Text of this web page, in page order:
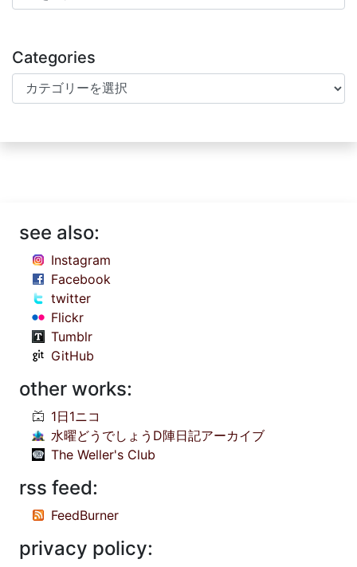
Categories
Categories
see also:
Instagram
Facebook
twitter
Flickr
Tumblr
GitHub
other works:
1日1ニコ
水曜どうでしょうD陣日記アーカイブ
The Weller's Club
rss feed:
FeedBurner
privacy policy: